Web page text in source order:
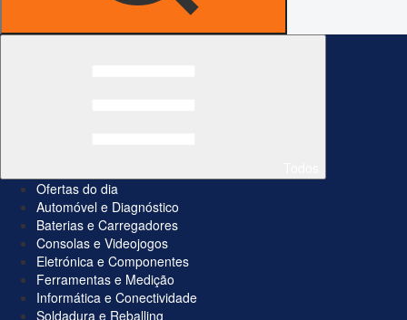
Ofertas do dia
Automóvel e Diagnóstico
Baterias e Carregadores
Consolas e Videojogos
Eletrónica e Componentes
Ferramentas e Medição
Informática e Conectividade
Soldadura e Reballing